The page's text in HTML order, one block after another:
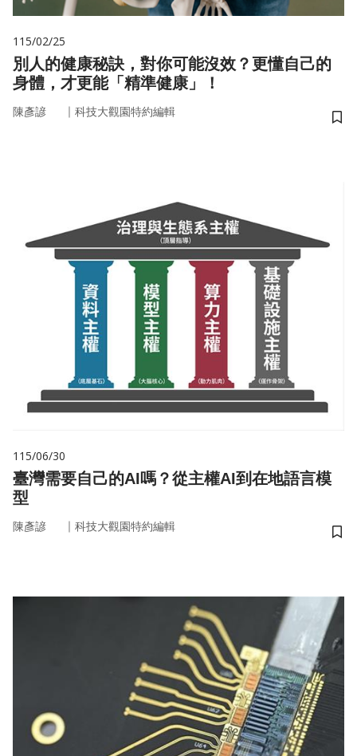
115/02/25
別人的健康秘訣，對你可能沒效？更懂自己的
身體，才更能「精準健康」！
陳彥諺 ｜ 科技大觀園特約編輯
儲
115/06/30
臺灣需要自己的AI嗎？從主權AI到在地語言模
型
陳彥諺 ｜ 科技大觀園特約編輯
儲